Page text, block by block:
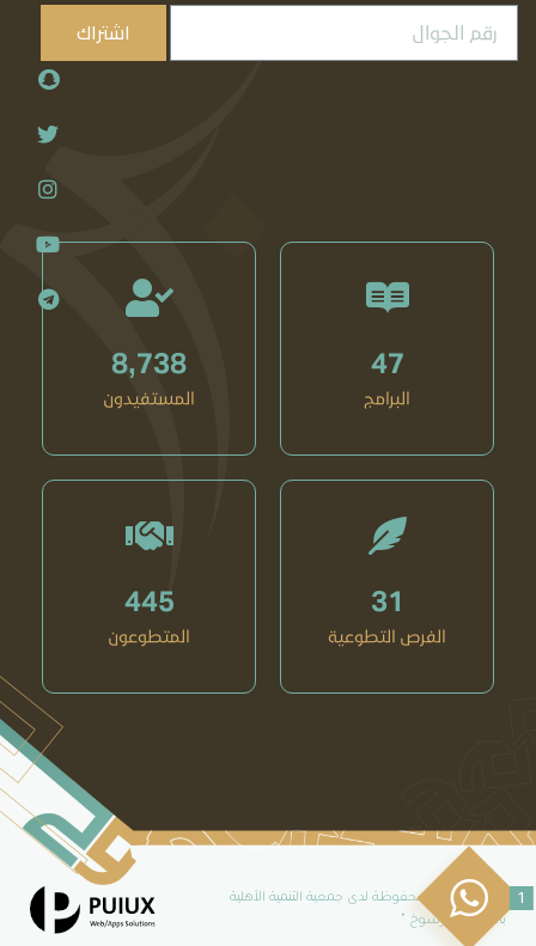
اشتراك
47
البرامج
8,738
المستفيدون
31
الفرص التطوعية
445
المتطوعون
جميع الحقوق محفوظة لدى جمعية التنمية الأهلية
بالهفوف " رسوخ "
1